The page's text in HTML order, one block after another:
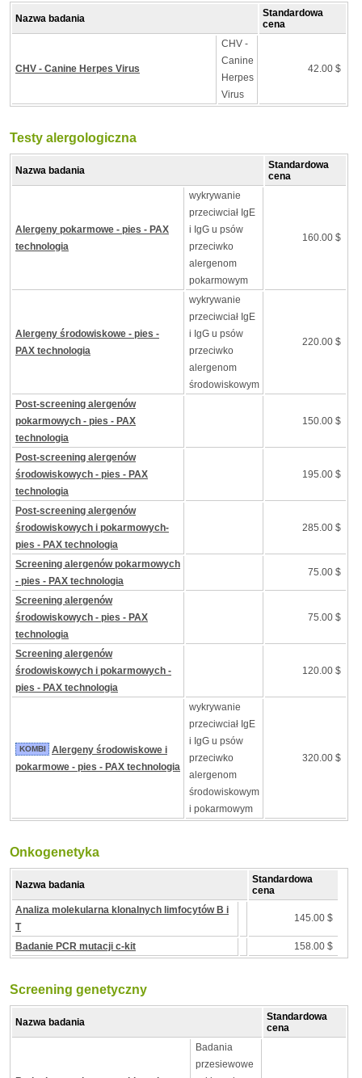
Nazwa badania
Standardowa
cena
CHV - Canine Herpes Virus
CHV -
Canine
Herpes
Virus
42.00 $
Testy alergologiczna
Nazwa badania
Standardowa
cena
Alergeny pokarmowe - pies - PAX
technologia
wykrywanie
przeciwciał IgE
i IgG u psów
przeciwko
alergenom
pokarmowym
160.00 $
Alergeny środowiskowe - pies -
PAX technologia
wykrywanie
przeciwciał IgE
i IgG u psów
przeciwko
alergenom
środowiskowym
220.00 $
Post-screening alergenów
pokarmowych - pies - PAX
technologia
150.00 $
Post-screening alergenów
środowiskowych - pies - PAX
technologia
195.00 $
Post-screening alergenów
środowiskowych i pokarmowych-
pies - PAX technologia
285.00 $
Screening alergenów pokarmowych
- pies - PAX technologia
75.00 $
Screening alergenów
środowiskowych - pies - PAX
technologia
75.00 $
Screening alergenów
środowiskowych i pokarmowych -
pies - PAX technologia
120.00 $
KOMBI
Alergeny środowiskowe i
pokarmowe - pies - PAX technologia
wykrywanie
przeciwciał IgE
i IgG u psów
przeciwko
alergenom
środowiskowym
i pokarmowym
320.00 $
Onkogenetyka
Nazwa badania
Standardowa
cena
Analiza molekularna klonalnych limfocytów B i
T
145.00 $
Badanie PCR mutacji c-kit 158.00 $
Screening genetyczny
Nazwa badania
Standardowa
cena
Badania
przesiewowe